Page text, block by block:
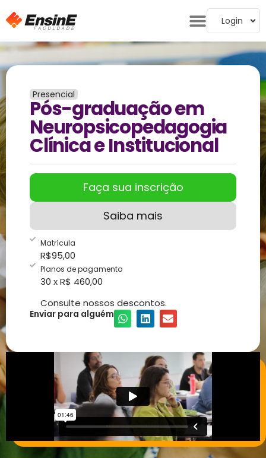
Login
Presencial
Pós-graduação em
Neuropsicopedagogia
Clínica e Institucional
Faça sua inscrição
Saiba mais
Matrícula
R$95,00
Planos de pagamento
30 x R$ 460,00
Consulte nossos descontos.
Enviar para alguém